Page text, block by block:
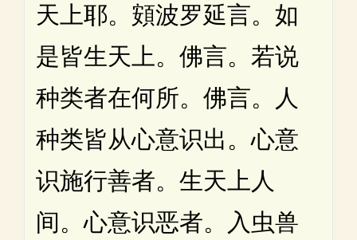
天上耶。頞波罗延言。如
是皆生天上。佛言。若说
种类者在何所。佛言。人
种类皆从心意识出。心意
识施行善者。生天上人
间。心意识恶者。入虫兽